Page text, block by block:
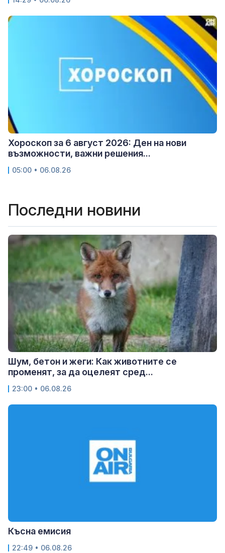
Хороскоп за 6 август 2026: Ден на нови
възможности, важни решения...
05:00 • 06.08.26
Последни новини
Шум, бетон и жеги: Как животните се
променят, за да оцелеят сред...
23:00 • 06.08.26
Късна емисия
22:49 • 06.08.26